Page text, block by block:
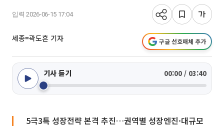
입력 2026-06-15 17:04
세종=곽도흔 기자 구글 선호매체 추가
기사 듣기 00:00 / 03:40
5극3특 성장전략 본격 추진…권역별 성장엔진·대규모